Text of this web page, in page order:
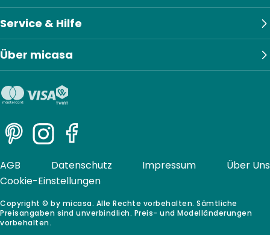
Service & Hilfe
Über micasa
PinterestInstagramFacebook
Copyright © by micasa. Alle Rechte vorbehalten. Sämtliche
Preisangaben sind unverbindlich. Preis- und Modelländerungen
vorbehalten.
AGB Datenschutz Impressum
Über Uns
Cookie-Einstellungen